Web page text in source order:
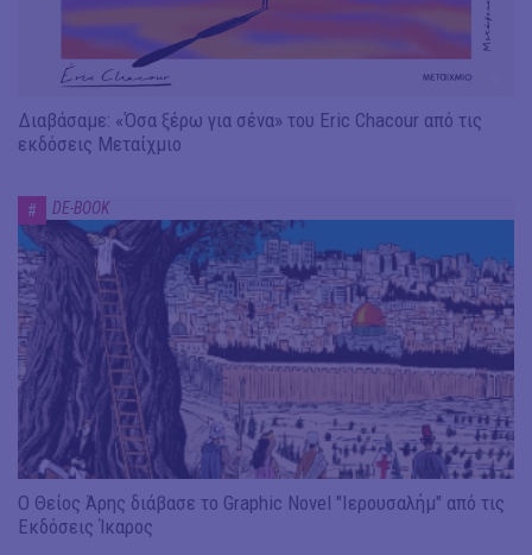
Διαβάσαμε: «Όσα ξέρω για σένα» του Eric Chacour από τις
εκδόσεις Μεταίχμιο
# DE-BOOK
Ο Θείος Άρης διάβασε το Graphic Novel "Ιερουσαλήμ" από τις
Εκδόσεις Ίκαρος